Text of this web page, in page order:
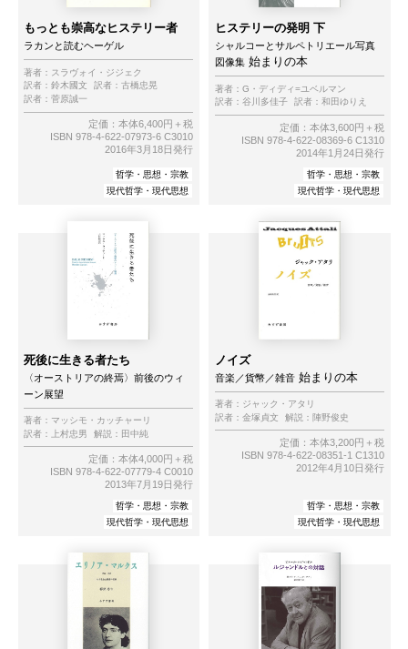
もっとも崇高なヒステリー者
ラカンと読むヘーゲル
著者： スラヴォイ・ジジェク
訳者： 鈴木國文 訳者： 古橋忠晃
訳者： 菅原誠一
定価：本体6,400円＋税
ISBN 978-4-622-07973-6 C3010
2016年3月18日発行
哲学・思想・宗教
現代哲学・現代思想
ヒステリーの発明 下
シャルコーとサルペトリエール写真
図像集 始まりの本
著者： G・ディディ=ユベルマン
訳者： 谷川多佳子 訳者： 和田ゆりえ
定価：本体3,600円＋税
ISBN 978-4-622-08369-6 C1310
2014年1月24日発行
哲学・思想・宗教
現代哲学・現代思想
死後に生きる者たち
〈オーストリアの終焉〉前後のウィ
ーン展望
著者： マッシモ・カッチャーリ
訳者：
上村忠男 解説： 田中純
定価：本体4,000円＋税
ISBN 978-4-622-07779-4 C0010
2013年7月19日発行
哲学・思想・宗教
現代哲学・現代思想
ノイズ
音楽／貨幣／雑音 始まりの本
著者： ジャック・アタリ
訳者： 金塚貞文 解説： 陣野俊史
定価：本体3,200円＋税
ISBN 978-4-622-08351-1 C1310
2012年4月10日発行
哲学・思想・宗教
現代哲学・現代思想